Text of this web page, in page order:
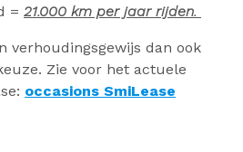
= 21.000 km per jaar rijden.
verhoudingsgewijs dan ook
Zie voor het actuele
occasions SmiLease